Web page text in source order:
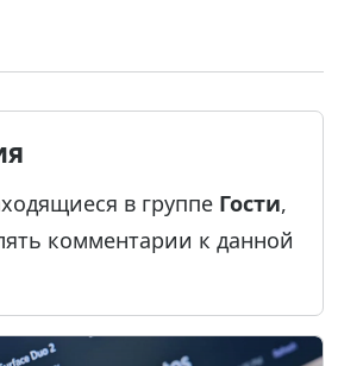
в группе Гости,
комментарии к данной